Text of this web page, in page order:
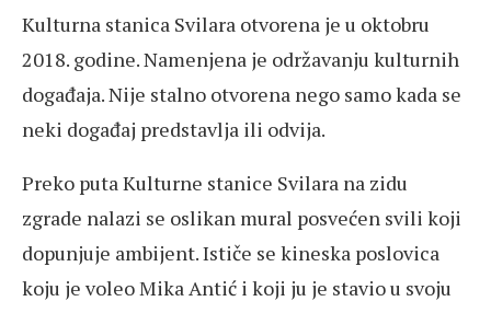
Kulturna stanica Svilara otvorena je u oktobru
2018. godine. Namenjena je održavanju kulturnih
događaja. Nije stalno otvorena nego samo kada se
neki događaj predstavlja ili odvija.
Preko puta Kulturne stanice Svilara na zidu
zgrade nalazi se oslikan mural posvećen svili koji
dopunjuje ambijent. Ističe se kineska poslovica
koju je voleo Mika Antić i koji ju je stavio u svoju